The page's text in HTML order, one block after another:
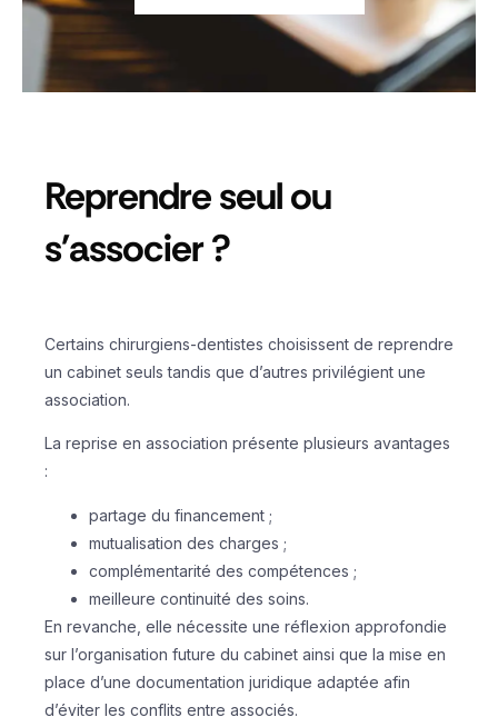
Reprendre seul ou
s'associer ?
Certains chirurgiens-dentistes choisissent de reprendre
un cabinet seuls tandis que d’autres privilégient une
association.
La reprise en association présente plusieurs avantages
:
partage du financement ;
mutualisation des charges ;
complémentarité des compétences ;
meilleure continuité des soins.
En revanche, elle nécessite une réflexion approfondie
sur l’organisation future du cabinet ainsi que la mise en
place d’une documentation juridique adaptée afin
d’éviter les conflits entre associés.